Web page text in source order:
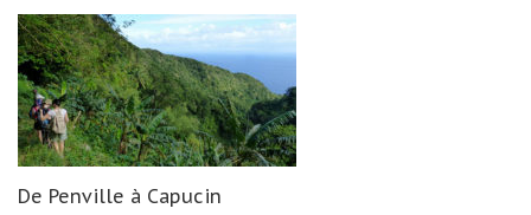
De Penville à Capucin